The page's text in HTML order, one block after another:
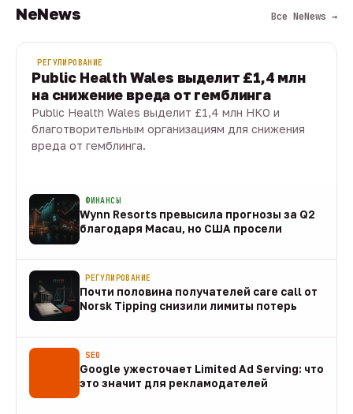
NeNews Все NeNews →
РЕГУЛИРОВАНИЕ
Public Health Wales выделит £1,4 млн
на снижение вреда от гемблинга
Public Health Wales выделит £1,4 млн НКО и
благотворительным организациям для снижения
вреда от гемблинга.
ФИНАНСЫ
Wynn Resorts превысила прогнозы за Q2
благодаря Macau, но США просели
РЕГУЛИРОВАНИЕ
Почти половина получателей care call от
Norsk Tipping снизили лимиты потерь
SEO
Google ужесточает Limited Ad Serving: что
это значит для рекламодателей